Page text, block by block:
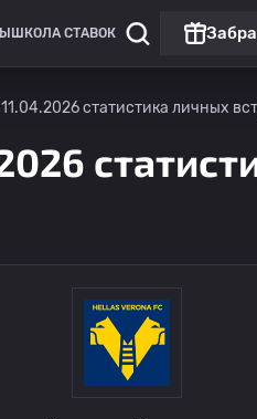
ШКОЛА СТАВОК
статистика личных
Лига Европы
Ягеллония